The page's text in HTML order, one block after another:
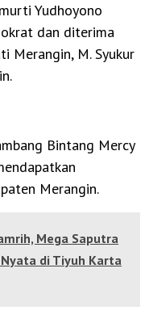
Yudhoyono
dan diterima
Merangin, M. Syukur
Bintang Mercy
Merangin.
Mega Saputra
di Tiyuh Karta